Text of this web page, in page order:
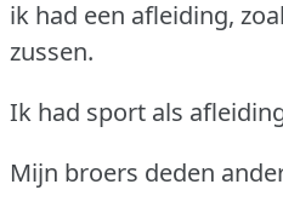
ik had een afleiding,
zussen.
Ik had sport als
Mijn broers deden